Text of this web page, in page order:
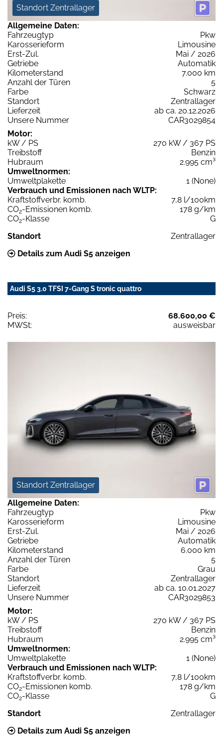
Standort Zentrallager
Allgemeine Daten:
Fahrzeugtyp
Pkw
Karosserieform
Limousine
Erst-Zul.
Mai / 2026
Getriebe
Automatik
Kilometerstand
7.000 km
Anzahl der Türen
5
Farbe
Schwarz
Standort
Zentrallager
Lieferzeit
ab ca. 20.12.2026
Unsere Nummer
CAR3029854
Motor:
kW / PS
270 kW / 367 PS
Treibstoff
Benzin
Hubraum
2.995 cm³
Umweltnormen:
Umweltplakette
1 (None)
Verbrauch und Emissionen nach WLTP:
Kraftstoffverbr. komb.
7,8 l/100km
CO2-Emissionen komb.
178 g/km
CO2-Klasse
G
Standort
Zentrallager
Details zum Audi S5 anzeigen
Audi S5 3.0 TFSI 7-Gang S tronic quattro
Preis:
68.600,00 €
MWSt:
ausweisbar
Standort Zentrallager
Allgemeine Daten:
Fahrzeugtyp
Pkw
Karosserieform
Limousine
Erst-Zul.
Mai / 2026
Getriebe
Automatik
Kilometerstand
6.000 km
Anzahl der Türen
5
Farbe
Grau
Standort
Zentrallager
Lieferzeit
ab ca. 10.01.2027
Unsere Nummer
CAR3029853
Motor:
kW / PS
270 kW / 367 PS
Treibstoff
Benzin
Hubraum
2.995 cm³
Umweltnormen:
Umweltplakette
1 (None)
Verbrauch und Emissionen nach WLTP:
Kraftstoffverbr. komb.
7,8 l/100km
CO2-Emissionen komb.
178 g/km
CO2-Klasse
G
Standort
Zentrallager
Details zum Audi S5 anzeigen